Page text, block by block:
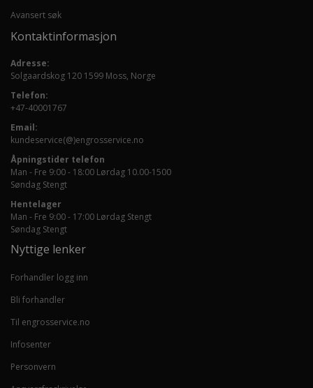
Avansert søk
Kontaktinformasjon
Adresse:
Solgaardskog 120 1599 Moss, Norge
Telefon:
+47-40001767
Email:
kundeservice(@)engrosservice.no
Åpningstider telefon
Man - Fre 9:00 - 18:00 Lørdag 10.00-1500
Søndag Stengt
Hentelager
Man - Fre 9:00 - 17:00 Lørdag Stengt
Søndag Stengt
Nyttige lenker
Forhandler logg inn
Bli forhandler
Til engrosservice.no
Infosenter
Personvern